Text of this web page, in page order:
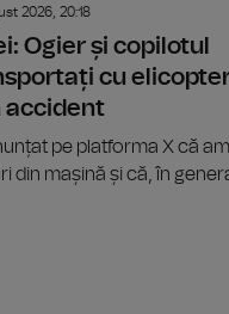
2026, 20:18
Ogier și copilotul
cu
accident
pe platforma X că
din mașină și că, în